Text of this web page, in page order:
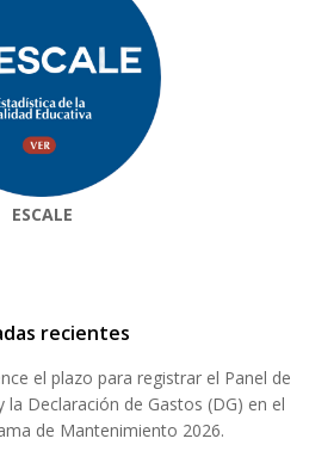
ESCALE
recientes
el plazo para registrar el Panel de
la Declaración de Gastos (DG) en el
de Mantenimiento 2026.